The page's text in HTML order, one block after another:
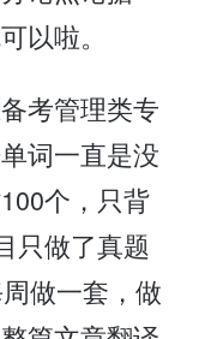
以啦。
考管理类专
词一直是没
个，只背
只做了真题
做一套，做